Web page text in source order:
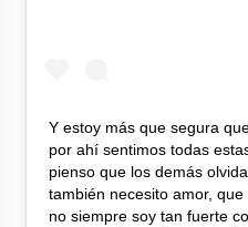
Y estoy más que segura
por ahí sentimos todas
pienso que los demás
también necesito amor,
no siempre soy tan fuerte